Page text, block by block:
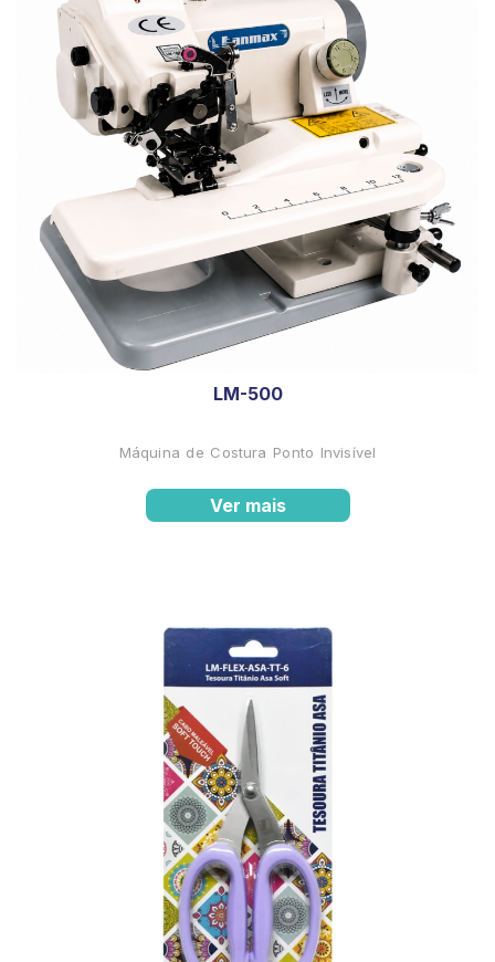
LM-500
Máquina de Costura Ponto Invisível
Ver mais